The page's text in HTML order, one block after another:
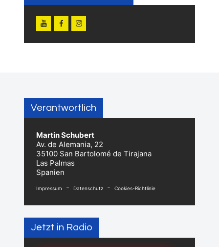
Verantwortlich
Martin Schubert
Av. de Alemania, 22
35100 San Bartolomé de Tirajana
Las Palmas
Spanien
Impressum - Datenschutz - Cookies-Richtlinie
Jetzt in Radio